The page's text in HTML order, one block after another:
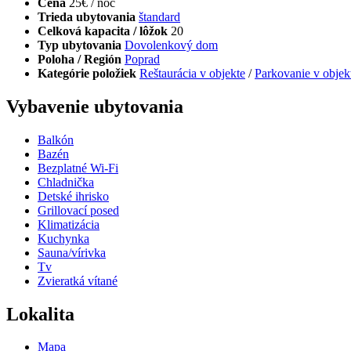
Trieda ubytovania štandard
Celková kapacita / lôžok 20
Typ ubytovania Dovolenkový dom
Poloha / Región Poprad
Kategórie položiek Reštaurácia v objekte /Parkovanie v
Vybavenie ubytovania
Balkón
Bazén
Bezplatné Wi-Fi
Chladnička
Detské ihrisko
Grillovací posed
Klimatizácia
Kuchynka
Sauna/vírivka
Tv
Zvieratká vítané
Lokalita
Mapa